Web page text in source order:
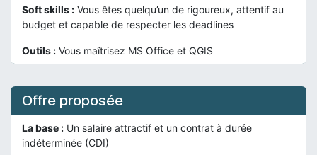
Soft skills : Vous êtes quelqu’un de rigoureux, attentif au
budget et capable de respecter les deadlines
Outils : Vous maîtrisez MS Office et QGIS
Offre proposée
La base : Un salaire attractif et un contrat à durée
indéterminée (CDI)